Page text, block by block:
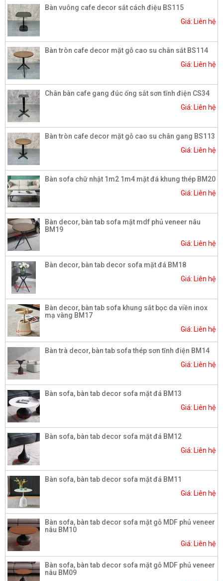
Bàn vuông cafe decor sắt cách điệu BS115
Giá: Liên hệ
Bàn tròn cafe decor mặt gỗ cao su chân sắt BS114
Giá: Liên hệ
Chân bàn cafe gang đúc ống sắt sơn tĩnh điện CS34
Giá: Liên hệ
Bàn tròn cafe decor mặt gỗ cao su chân gang BS113
Giá: Liên hệ
Bàn sofa chữ nhật 1m2 1m4 mặt đá khung thép BM20
Giá: Liên hệ
Bàn decor, bàn tab sofa mặt mdf phủ veneer nâu
BM19
Giá: Liên hệ
Bàn decor, bàn tab decor sofa mặt đá BM18
Giá: Liên hệ
Bàn decor, bàn tab sofa khung sắt bọc da viền inox
mạ vàng BM17
Giá: Liên hệ
Bàn trà decor, bàn tab sofa thép sơn tĩnh điện BM14
Giá: Liên hệ
Bàn sofa, bàn tab decor sofa mặt đá BM13
Giá: Liên hệ
Bàn sofa, bàn tab decor sofa mặt đá BM12
Giá: Liên hệ
Bàn sofa, bàn tab decor sofa mặt đá BM11
Giá: Liên hệ
Bàn sofa, bàn tab decor sofa mặt gỗ MDF phủ veneer
nâu BM10
Giá: Liên hệ
Bàn sofa, bàn tab decor sofa mặt gỗ MDF phủ veneer
nâu BM09